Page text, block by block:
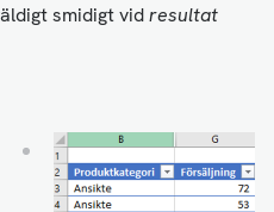
smidigt vidresultat